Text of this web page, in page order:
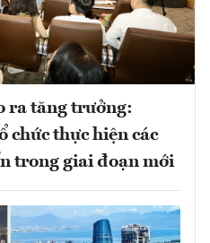
ra tăng trưởng:
chức thực hiện các
trong giai đoạn mới